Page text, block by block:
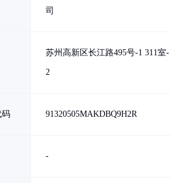
司
苏州高新区长江路495号-1 311室-
2
码 91320505MAKDBQ9H2R
-